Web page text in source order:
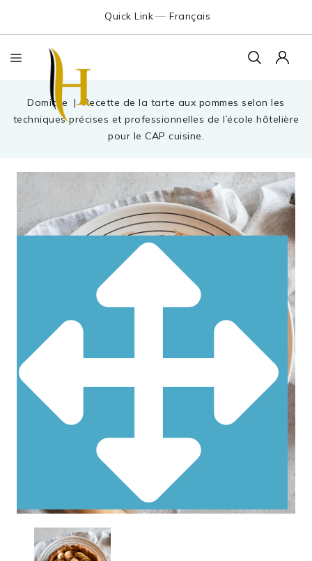
Français
Quick Link
Domicile
Recette de la tarte aux pommes selon les
techniques précises et professionnelles de l’école hôtelière
pour le CAP cuisine.